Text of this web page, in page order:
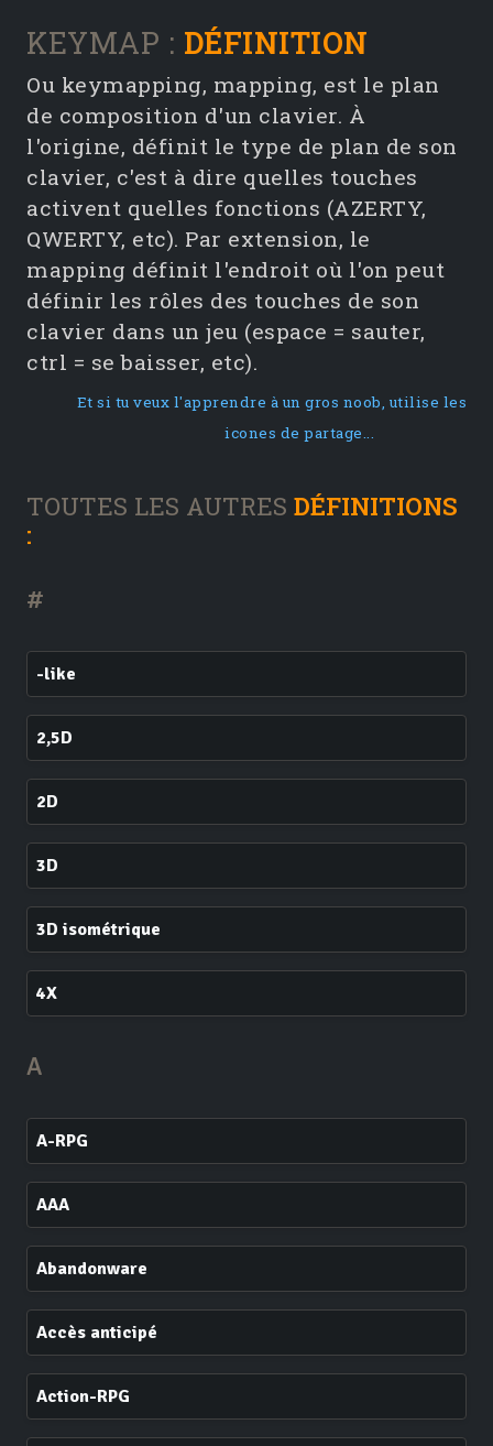
KEYMAP : DÉFINITION
Ou keymapping, mapping, est le plan
de composition d'un clavier. À
l'origine, définit le type de plan de son
clavier, c'est à dire quelles touches
activent quelles fonctions (AZERTY,
QWERTY, etc). Par extension, le
mapping définit l'endroit où l'on peut
définir les rôles des touches de son
clavier dans un jeu (espace = sauter,
ctrl = se baisser, etc).
Et si tu veux l'apprendre à un gros noob, utilise les
icones de partage...
TOUTES LES AUTRES DÉFINITIONS
:
#
-like
2,5D
2D
3D
3D isométrique
4X
A
A-RPG
AAA
Abandonware
Accès anticipé
Action-RPG